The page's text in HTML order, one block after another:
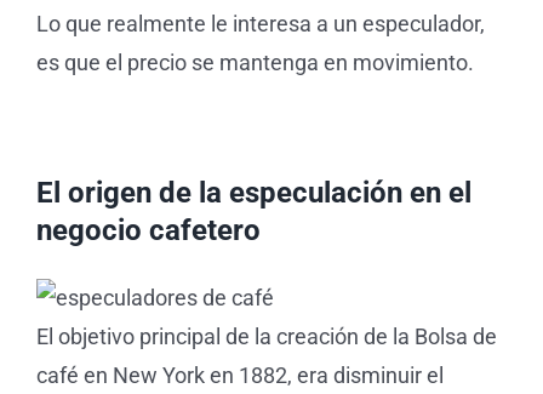
Lo que realmente le interesa a un especulador,
es que el precio se mantenga en movimiento.
El origen de la especulación en el
negocio cafetero
El objetivo principal de la creación de la Bolsa de
café en New York en 1882, era disminuir el